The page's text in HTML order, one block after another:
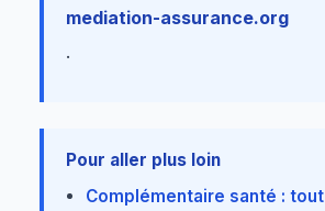
mediation-assurance.org
.
Pour aller plus loin
Complémentaire santé : tout